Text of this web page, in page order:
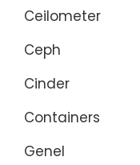
Ceilometer
Ceph
Cinder
Containers
Genel